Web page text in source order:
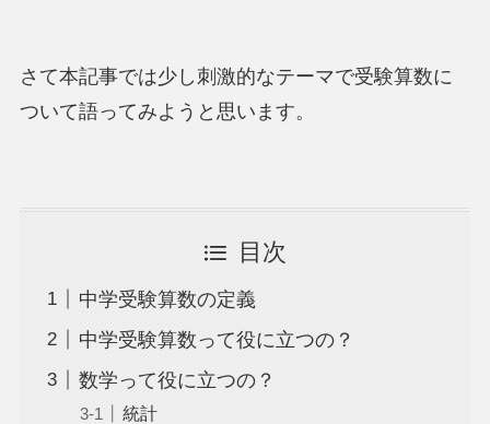
さて本記事では少し刺激的なテーマで受験算数に
ついて語ってみようと思います。
目次
中学受験算数の定義
中学受験算数って役に立つの？
数学って役に立つの？
統計